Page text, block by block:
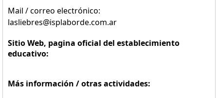
Mail / correo electrónico:
lasliebres@isplaborde.com.ar
Sitio Web, pagina oficial del establecimiento
educativo:
Más información / otras actividades: